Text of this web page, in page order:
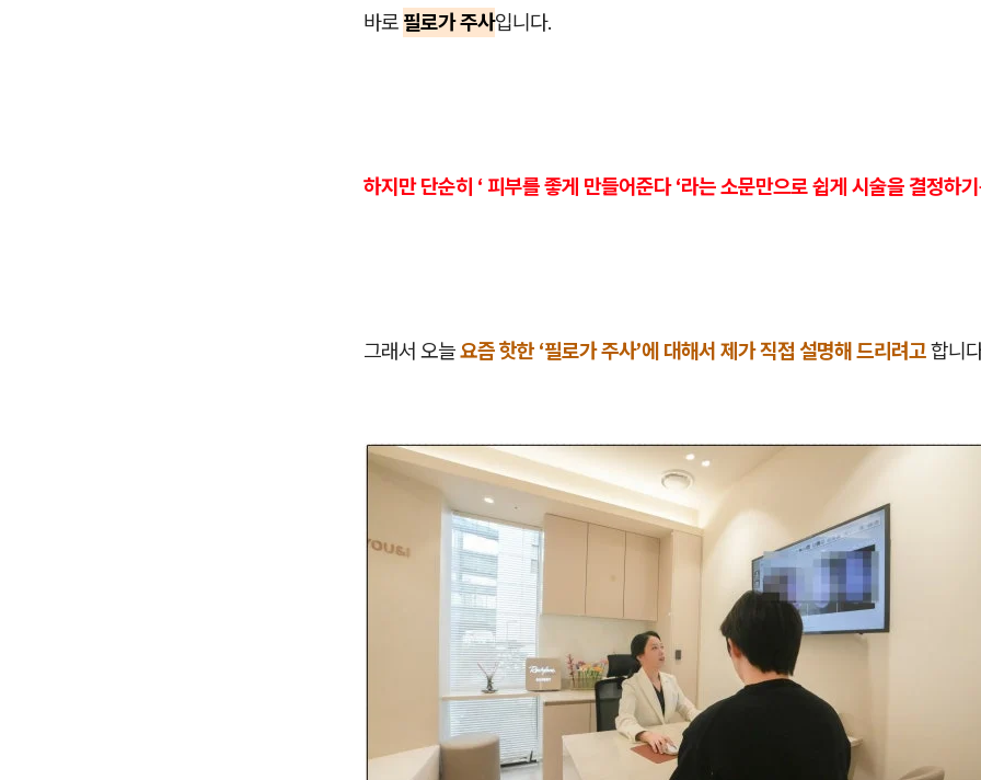
바로 필로가 주사입니다.
하지만 단순히 ‘ 피부를 좋게 만들어준다 ‘라는 소문만으로 쉽게 시술을 결정하
그래서 오늘요즘 핫한 ‘필로가 주사’에 대해서 제가 직접 설명해 드리려고합니